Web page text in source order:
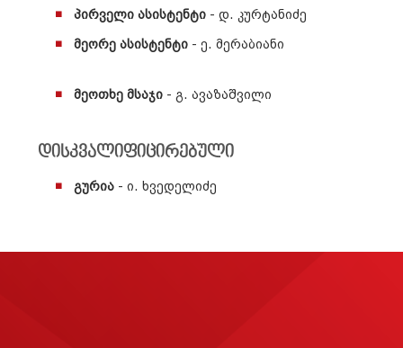
პირველი ასისტენტი - დ. კურტანიძე
მეორე ასისტენტი - ე. მერაბიანი
მეოთხე მსაჯი - გ. ავაზაშვილი
დისკვალიფიცირებული
გურია - ი. ხვედელიძე